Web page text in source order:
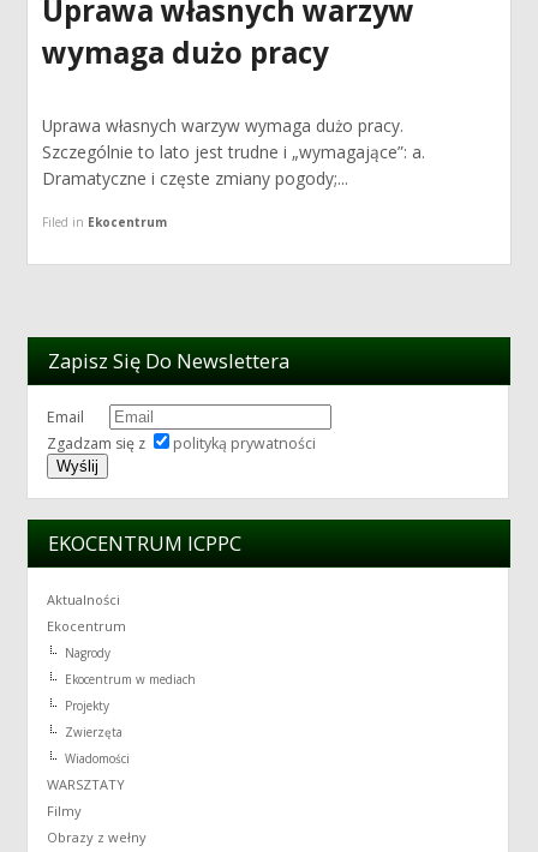
Uprawa własnych warzyw
wymaga dużo pracy
Uprawa własnych warzyw wymaga dużo pracy.
Szczególnie to lato jest trudne i „wymagające”: a.
Dramatyczne i częste zmiany pogody;...
Filed in Ekocentrum
Zapisz Się Do Newslettera
Email
Zgadzam się z
polityką prywatności
EKOCENTRUM ICPPC
Aktualności
Ekocentrum
Nagrody
Ekocentrum w mediach
Projekty
Zwierzęta
Wiadomości
WARSZTATY
Filmy
Obrazy z wełny